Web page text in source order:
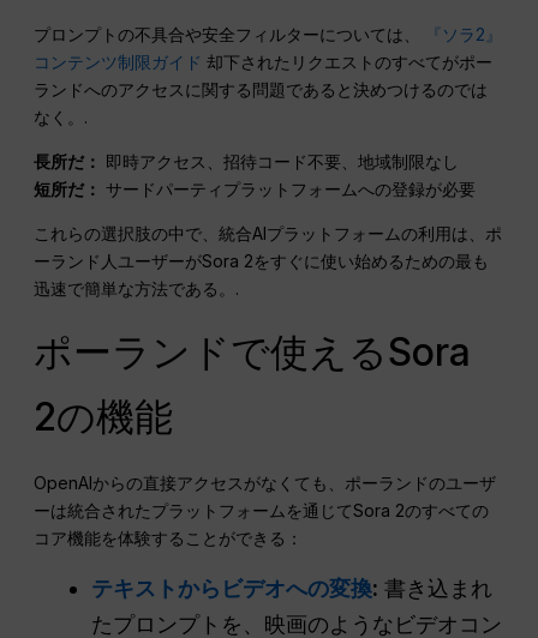
プロンプトの不具合や安全フィルターについては、
『ソラ2』
コンテンツ制限ガイド 却下されたリクエストのすべてがポー
ランドへのアクセスに関する問題であると決めつけるのでは
なく。.
長所だ： 即時アクセス、招待コード不要、地域制限なし
短所だ： サードパーティプラットフォームへの登録が必要
これらの選択肢の中で、統合AIプラットフォームの利用は、ポ
ーランド人ユーザーがSora 2をすぐに使い始めるための最も
迅速で簡単な方法である。.
ポーランドで使えるSora
2の機能
OpenAIからの直接アクセスがなくても、ポーランドのユーザ
ーは統合されたプラットフォームを通じてSora 2のすべての
コア機能を体験することができる：
テキストからビデオへの変換: 書き込まれ
たプロンプトを、映画のようなビデオコン